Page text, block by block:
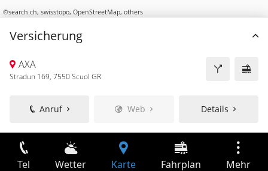
©search.ch, swisstopo, OpenStreetMap, others
Versicherung
AXA
Stradun 169, 7550 Scuol GR
Anruf Web Details
Tel Wetter Karte Fahrplan Mehr